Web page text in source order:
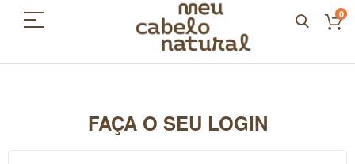
0
FAÇA O SEU LOGIN